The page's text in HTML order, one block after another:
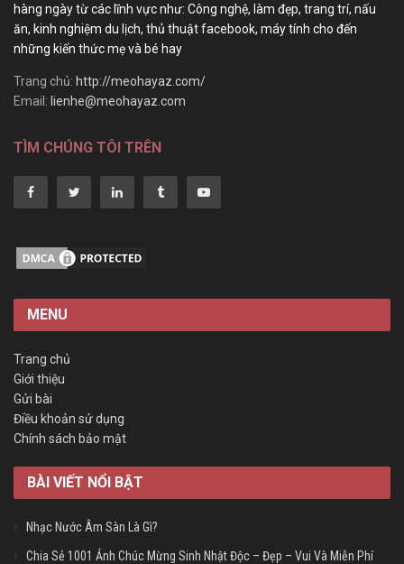
hàng ngày từ các lĩnh vực như: Công nghệ, làm đẹp, trang trí, nấu
ăn, kinh nghiệm du lịch, thủ thuật facebook, máy tính cho đến
những kiến thức mẹ và bé hay
Trang chủ: http://meohayaz.com/
Email: lienhe@meohayaz.com
TÌM CHÚNG TÔI TRÊN
MENU
Trang chủ
Giới thiệu
Gửi bài
Điều khoản sử dụng
Chính sách bảo mật
BÀI VIẾT NỔI BẬT
Nhạc Nước Âm Sàn Là Gì?
Chia Sẻ 1001 Ảnh Chúc Mừng Sinh Nhật Độc – Đẹp – Vui Và Miễn Phí